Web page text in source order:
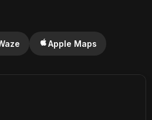
Apple Maps